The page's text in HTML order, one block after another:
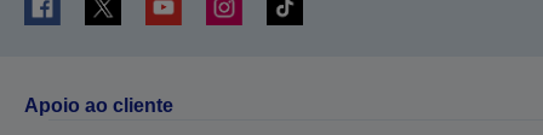
Apoio ao cliente